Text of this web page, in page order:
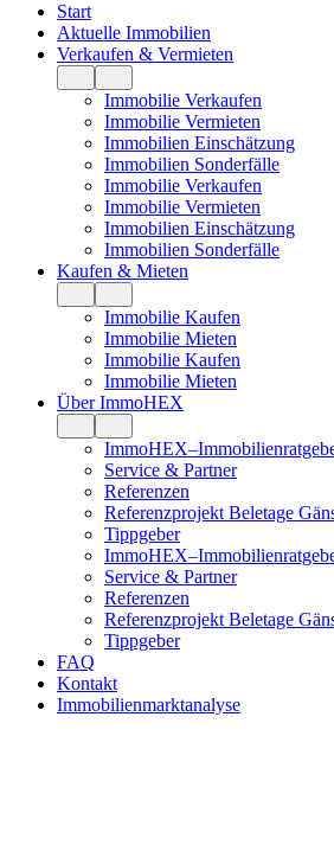
Start
Aktuelle Immobilien
Verkaufen & Vermieten
Immobilie Verkaufen
Immobilie Vermieten
Immobilien Einschätzung
Immobilien Sonderfälle
Immobilie Verkaufen
Immobilie Vermieten
Immobilien Einschätzung
Immobilien Sonderfälle
Kaufen & Mieten
Immobilie Kaufen
Immobilie Mieten
Immobilie Kaufen
Immobilie Mieten
Über ImmoHEX
Service & Partner
Referenzen
Referenzprojekt Beletage
Tippgeber
Service & Partner
Referenzen
Referenzprojekt Beletage
Tippgeber
FAQ
Kontakt
Immobilienmarktanalyse